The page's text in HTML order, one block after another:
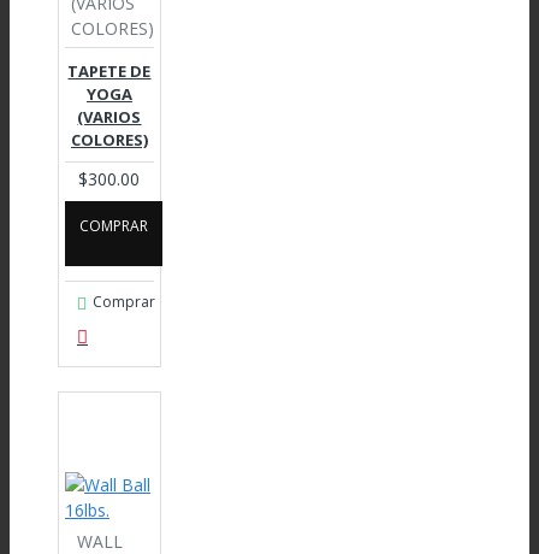
COLORES)
TAPETE DE
YOGA
(VARIOS
COLORES)
$300.00
COMPRAR
Comprar
WALL